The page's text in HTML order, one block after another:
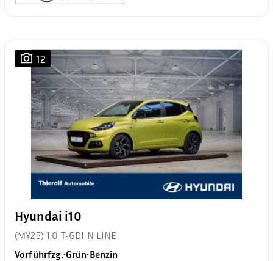
12
Hyundai i10
(MY25) 1.0 T-GDI N LINE
Vorführfzg.•Grün•Benzin